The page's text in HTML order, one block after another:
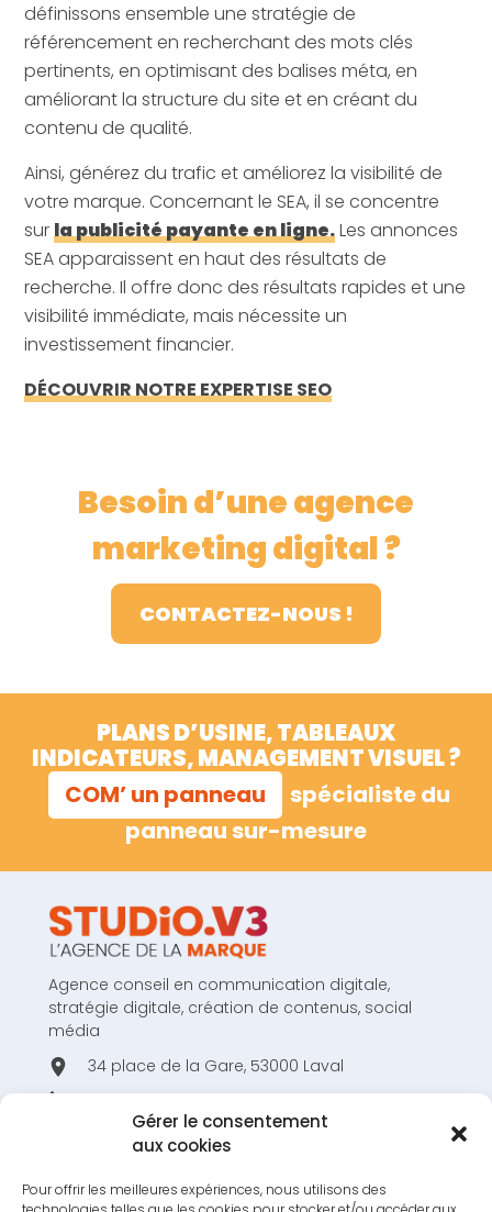
Gérer le consentement
aux cookies
Pour offrir les meilleures expériences, nous utilisons des
définissons ensemble une stratégie de
référencement en recherchant des mots clés
pertinents, en optimisant des balises méta, en
améliorant la structure du site et en créant du
contenu de qualité.
Ainsi, générez du trafic et améliorez la visibilité de
votre marque. Concernant le SEA, il se concentre
surla publicité payante en ligne.Les annonces
SEA apparaissent en haut des résultats de
recherche. Il offre donc des résultats rapides et une
visibilité immédiate, mais nécessite un
investissement financier.
DÉCOUVRIR NOTRE EXPERTISE SEO
Besoin d’une agence
marketing digital ?
CONTACTEZ-NOUS !
PLANS D’USINE, TABLEAUX
INDICATEURS, MANAGEMENT VISUEL ?
COM’ un panneau
spécialiste du
panneau sur-mesure
Agence conseil en communication digitale,
stratégie digitale, création de contenus, social
média
34 place de la Gare, 53000 Laval
02 43 53 80 44
hello@studiov3.fr